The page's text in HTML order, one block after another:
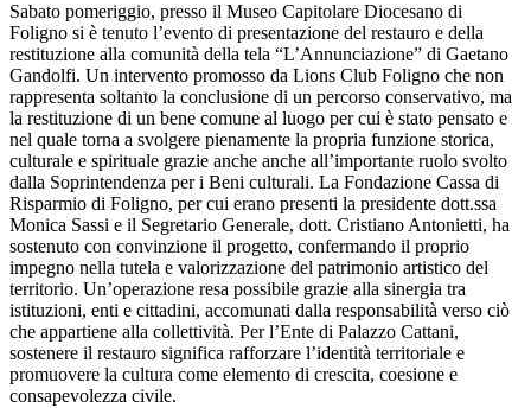
Sabato pomeriggio, presso il Museo Capitolare Diocesano di
Foligno si è tenuto l’evento di presentazione del restauro e della
restituzione alla comunità della tela “L’Annunciazione” di Gaetano
Gandolfi. Un intervento promosso da Lions Club Foligno che non
rappresenta soltanto la conclusione di un percorso conservativo, ma
la restituzione di un bene comune al luogo per cui è stato pensato e
nel quale torna a svolgere pienamente la propria funzione storica,
culturale e spirituale grazie anche anche all’importante ruolo svolto
dalla Soprintendenza per i Beni culturali. La Fondazione Cassa di
Risparmio di Foligno, per cui erano presenti la presidente dott.ssa
Monica Sassi e il Segretario Generale, dott. Cristiano Antonietti, ha
sostenuto con convinzione il progetto, confermando il proprio
impegno nella tutela e valorizzazione del patrimonio artistico del
territorio. Un’operazione resa possibile grazie alla sinergia tra
istituzioni, enti e cittadini, accomunati dalla responsabilità verso ciò
che appartiene alla collettività. Per l’Ente di Palazzo Cattani,
sostenere il restauro significa rafforzare l’identità territoriale e
promuovere la cultura come elemento di crescita, coesione e
consapevolezza civile.